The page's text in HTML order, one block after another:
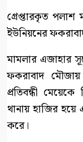
গ্রেপ্তারকৃত
ইউনিয়নের
মামলার এজাহার
ফকরাবাদ
প্রতিবন্ধী
থানায় হাজির
করে।